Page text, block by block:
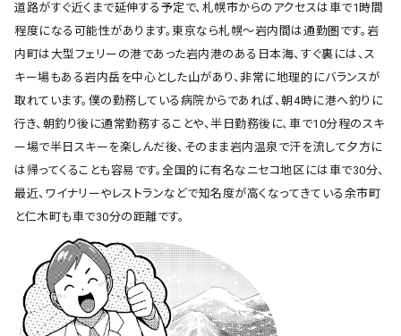
道路がすぐ近くまで延伸する予定で、札幌市からのアクセスは車で1時間
程度になる可能性があります。東京なら札幌～岩内間は通勤圏です。岩
内町は大型フェリーの港であった岩内港のある日本海、すぐ裏には、ス
キー場もある岩内岳を中心とした山があり、非常に地理的にバランスが
取れています。僕の勤務している病院からであれば、朝4時に港へ釣りに
行き、朝釣り後に通常勤務することや、半日勤務後に、車で10分程のスキ
ー場で半日スキーを楽しんだ後、そのまま岩内温泉で汗を流して夕方に
は帰ってくることも容易です。全国的に有名なニセコ地区には車で30分、
最近、ワイナリーやレストランなどで知名度が高くなってきている余市町
と仁木町も車で30分の距離です。